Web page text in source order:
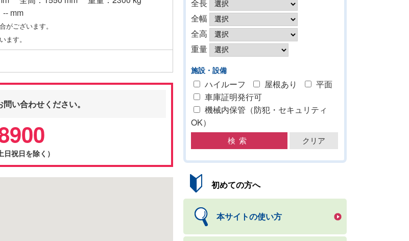
-- mm
がございます。
ます。
い合わせください。
祝日を除く）
全長
全幅
全高
重量
施設・設備
ハイルーフ 屋根あり
平面
車庫証明発行可
機械内保管（防犯・セキュリティ
OK）
初めての方へ
本サイトの使い方